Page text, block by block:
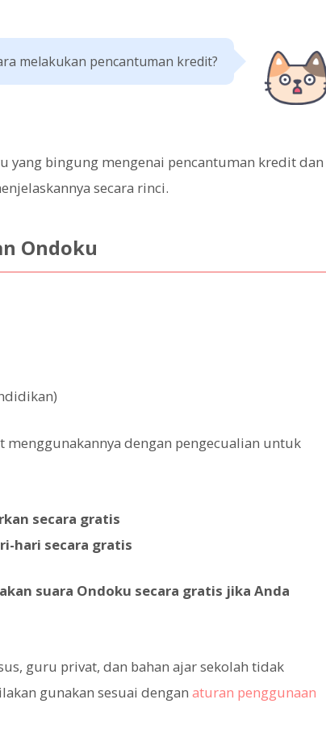
melakukan pencantuman kredit?
yang bingung mengenai pencantuman kredit dan
secara rinci.
Ondoku
dengan pengecualian untuk
secara gratis
hari secara gratis
suara Ondoku secara gratis jika Anda
guru privat, dan bahan ajar sekolah tidak
gunakan sesuai dengan aturan penggunaan